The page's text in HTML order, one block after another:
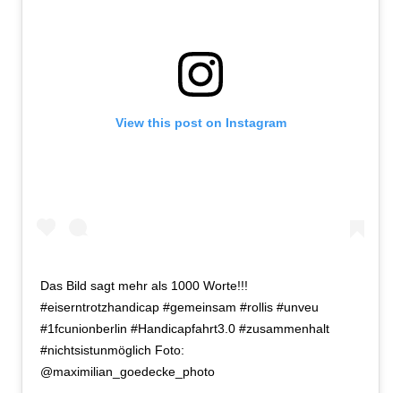
View this post on Instagram
Das Bild sagt mehr als 1000 Worte!!!
#eiserntrotzhandicap #gemeinsam #rollis #unveu
#1fcunionberlin #Handicapfahrt3.0 #zusammenhalt
#nichtsistunmöglich Foto:
@maximilian_goedecke_photo